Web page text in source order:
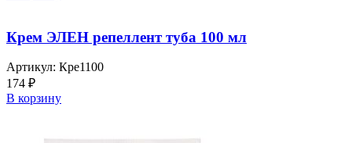
Крем ЭЛЕН репеллент туба 100 мл
Артикул: Кре1100
174 ₽
В корзину